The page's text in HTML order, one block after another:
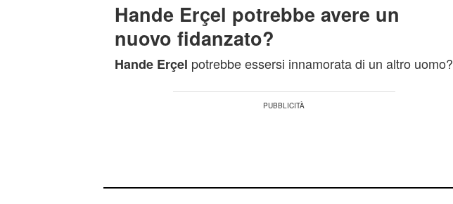
Hande Erçel potrebbe avere un
nuovo fidanzato?
Hande Erçel potrebbe essersi innamorata di un altro uomo?